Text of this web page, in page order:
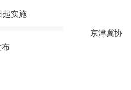
起实施
京津冀协
布